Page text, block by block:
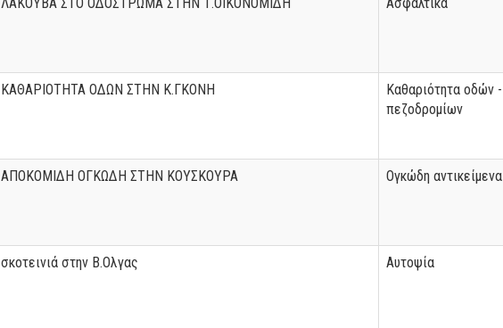
ΚΑΘΑΡΙΟΤΗΤΑ ΟΔΩΝ ΣΤΗΝ Κ.ΓΚΟΝΗ
Καθαριότητα οδών -
πεζοδρομίων
ΑΠΟΚΟΜΙΔΗ ΟΓΚΩΔΗ ΣΤΗΝ ΚΟΥΣΚΟΥΡΑ Ογκώδη αντικείμενα
σκοτεινιά στην Β.Ολγας Αυτοψία